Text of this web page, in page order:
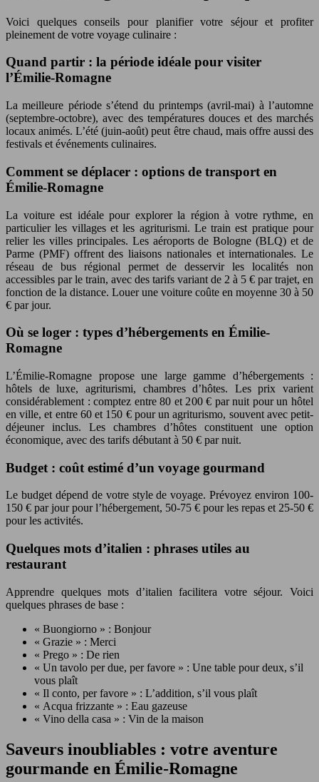
Voici quelques conseils pour planifier votre séjour et profiter
pleinement de votre voyage culinaire :
Quand partir : la période idéale pour visiter
l’Émilie-Romagne
La meilleure période s’étend du printemps (avril-mai) à l’automne
(septembre-octobre), avec des températures douces et des marchés
locaux animés. L’été (juin-août) peut être chaud, mais offre aussi des
festivals et événements culinaires.
Comment se déplacer : options de transport en
Émilie-Romagne
La voiture est idéale pour explorer la région à votre rythme, en
particulier les villages et les agriturismi. Le train est pratique pour
relier les villes principales. Les aéroports de Bologne (BLQ) et de
Parme (PMF) offrent des liaisons nationales et internationales. Le
réseau de bus régional permet de desservir les localités non
accessibles par le train, avec des tarifs variant de 2 à 5 € par trajet, en
fonction de la distance. Louer une voiture coûte en moyenne 30 à 50
€ par jour.
Où se loger : types d’hébergements en Émilie-
Romagne
L’Émilie-Romagne propose une large gamme d’hébergements :
hôtels de luxe, agriturismi, chambres d’hôtes. Les prix varient
considérablement : comptez entre 80 et 200 € par nuit pour un hôtel
en ville, et entre 60 et 150 € pour un agriturismo, souvent avec petit-
déjeuner inclus. Les chambres d’hôtes constituent une option
économique, avec des tarifs débutant à 50 € par nuit.
Budget : coût estimé d’un voyage gourmand
Le budget dépend de votre style de voyage. Prévoyez environ 100-
150 € par jour pour l’hébergement, 50-75 € pour les repas et 25-50 €
pour les activités.
Quelques mots d’italien : phrases utiles au
restaurant
Apprendre quelques mots d’italien facilitera votre séjour. Voici
quelques phrases de base :
« Buongiorno » : Bonjour
« Grazie » : Merci
« Prego » : De rien
« Un tavolo per due, per favore » : Une table pour deux, s’il
vous plaît
« Il conto, per favore » : L’addition, s’il vous plaît
« Acqua frizzante » : Eau gazeuse
« Vino della casa » : Vin de la maison
Saveurs inoubliables : votre aventure
gourmande en Émilie-Romagne